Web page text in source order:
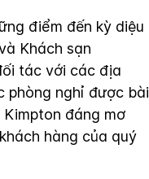
điểm đến kỳ diệu
Khách sạn
tác với các địa
phòng nghỉ được bài
đáng mơ
hàng của quý